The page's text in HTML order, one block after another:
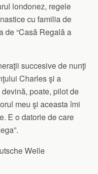
londonez, regele
cu familia de
de “Casă Regală a
succesive de nunţi
Charles şi a
poate, pilot de
meu şi aceasta îmi
E o datorie de care
Welle